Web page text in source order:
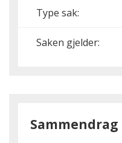
Type sak:
Saken gjelder:
Sammendrag